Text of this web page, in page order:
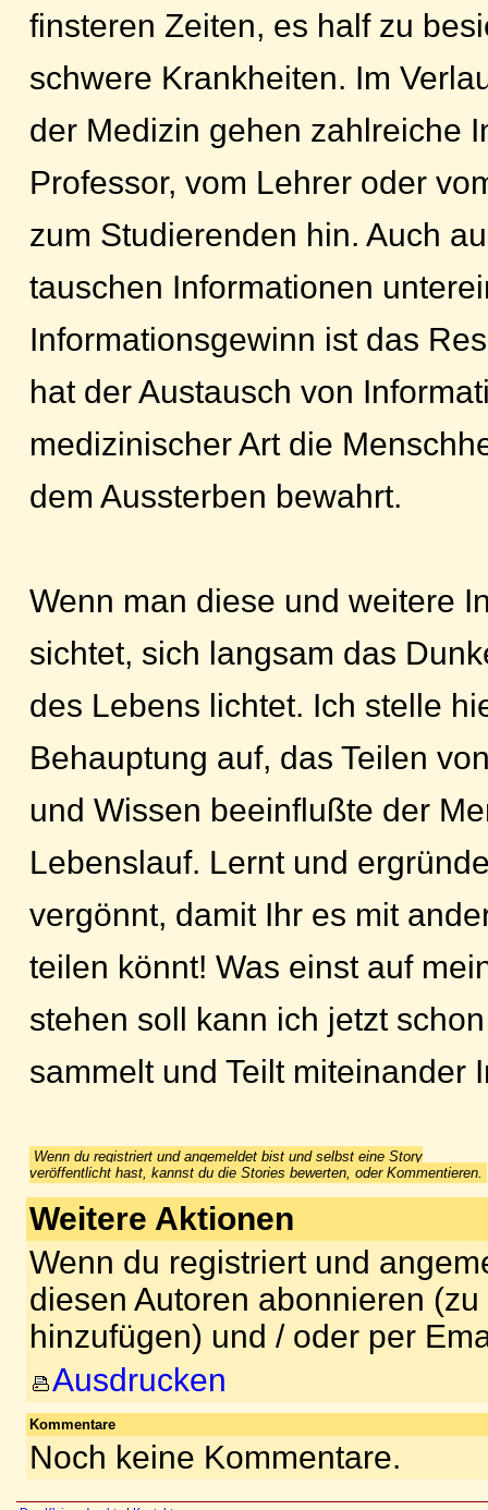
finsteren Zeiten, es half zu
schwere Krankheiten. Im
der Medizin gehen zahlreiche
Professor, vom Lehrer oder
zum Studierenden hin. Auch
tauschen Informationen
Informationsgewinn ist das
hat der Austausch von
medizinischer Art die
dem Aussterben bewahrt.
Wenn man diese und weitere
sichtet, sich langsam das
des Lebens lichtet. Ich stelle
Behauptung auf, das Teilen
und Wissen beeinflußte der
Lebenslauf. Lernt und
vergönnt, damit Ihr es mit
teilen könnt! Was einst auf
stehen soll kann ich jetzt
sammelt und Teilt miteinander
Wenn du registriert und angemeldet bist und selbst eine Story
veröffentlicht hast, kannst du die Stories bewerten, oder Kommentieren.
Weitere Aktionen
Wenn du registriert und
diesen Autoren abonnieren
hinzufügen) und / oder per
Ausdrucken
Kommentare
Noch keine Kommentare.